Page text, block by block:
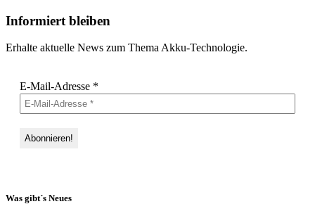
Informiert bleiben
Erhalte aktuelle News zum Thema Akku-Technologie.
E-Mail-Adresse *
Was gibt´s Neues